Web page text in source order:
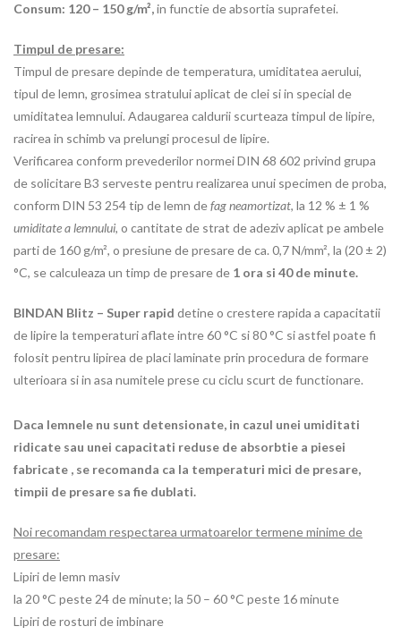
Consum: 120 – 150 g/m²,in functie de absortia suprafetei.
Timpul de presare:
Timpul de presare depinde de temperatura, umiditatea aerului,
tipul de lemn, grosimea stratului aplicat de clei si in special de
umiditatea lemnului. Adaugarea caldurii scurteaza timpul de lipire,
racirea in schimb va prelungi procesul de lipire.
Verificarea conform prevederilor normei DIN 68 602 privind grupa
de solicitare B3 serveste pentru realizarea unui specimen de proba,
conform DIN 53 254 tip de lemn defagneamortizat, la 12 % ± 1 %
umiditate a lemnului, o cantitate de strat de adeziv aplicat pe ambele
parti de 160 g/m², o presiune de presare de ca. 0,7 N/mm², la (20 ± 2)
°C, se calculeaza un timp de presare de 1 ora si 40 de minute.
BINDAN Blitz – Super rapid detine o crestere rapida a capacitatii
de lipire la temperaturi aflate intre 60 °C si 80 °C si astfel poate fi
folosit pentru lipirea de placi laminate prin procedura de formare
ulterioara si in asa numitele prese cu ciclu scurt de functionare.
Daca lemnele nu sunt detensionate, in cazul unei umiditati
ridicate sau unei capacitati reduse de absorbtie a piesei
fabricate , se recomanda ca la temperaturi mici de presare,
timpii de presare sa fie dublati.
Noi recomandam respectarea urmatoarelor termene minime de
presare:
Lipiri de lemn masiv
la 20 °C peste 24 de minute; la 50 – 60 °C peste 16 minute
Lipiri de rosturi de imbinare